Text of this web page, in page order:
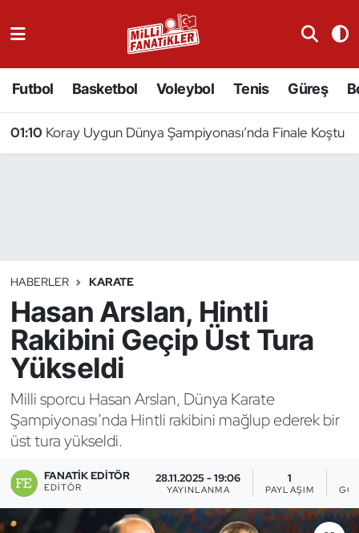
Futbol Basketbol Voleybol Tenis Güreş
01:10 Koray Uygun Dünya Şampiyonası’nda Finale Koştu
HABERLER KARATE
Hasan Arslan, Hintli
Rakibini Geçip Üst Tura
Yükseldi
Milli sporcu Hasan Arslan, Dünya Karate
Şampiyonası’nda Hintli rakibini mağlup ederek bir
üst tura yükseldi.
FANATIK EDITÖR
EDITÖR
28.11.2025 - 19:06
YAYINLANMA
1
PAYLAŞIM
Badminton
Binicilik
Bisiklet
Boks
Briç
Buz Hokeyi